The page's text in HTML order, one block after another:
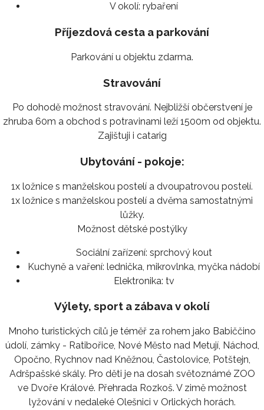
V okolí: rybaření
Příjezdová cesta a parkování
Parkování u objektu zdarma.
Stravování
Po dohodě možnost stravování. Nejbližší občerstvení je
zhruba 60m a obchod s potravinami leží 1500m od objektu.
Zajištuji i catarig
Ubytování - pokoje:
1x ložnice s manželskou postelí a dvoupatrovou postelí.
1x ložnice s manželskou postelí a dvěma samostatnými
lůžky.
Možnost dětské postýlky
Sociální zařízení: sprchový kout
Kuchyně a vaření: lednička, mikrovlnka, myčka nádobí
Elektronika: tv
Výlety, sport a zábava v okolí
Mnoho turistických cílů je téměř za rohem jako Babiččino
údolí, zámky - Ratibořice, Nové Město nad Metují, Náchod,
Opočno, Rychnov nad Kněžnou, Častolovice, Potštejn,
Adršpašské skály. Pro děti je na dosah světoznámé ZOO
ve Dvoře Králové. Přehrada Rozkoš. V zimě možnost
lyžování v nedaleké Olešnici v Orlických horách.